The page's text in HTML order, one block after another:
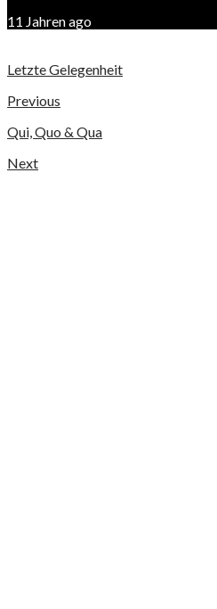
11 Jahren ago
Letzte Gelegenheit
Previous
Qui, Quo & Qua
Next